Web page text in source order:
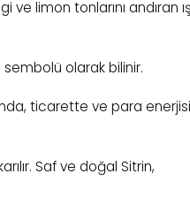
limon tonlarını andıran
sembolü olarak bilinir.
ticarette ve para
Saf ve doğal Sitrin,